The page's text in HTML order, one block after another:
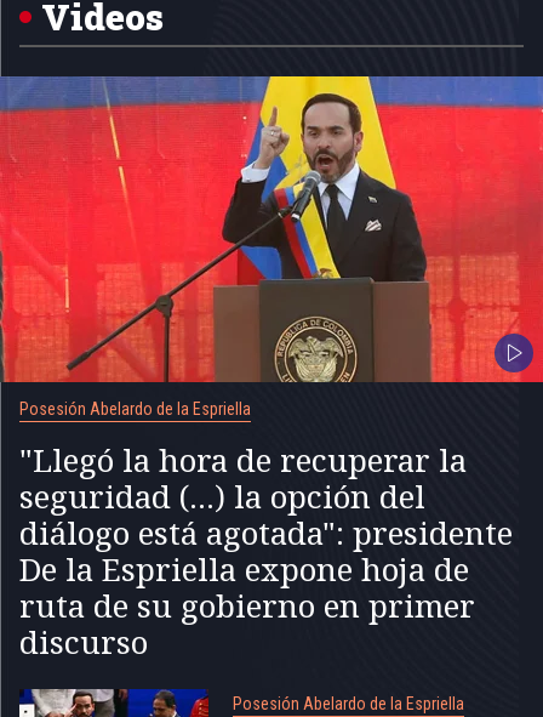
Videos
Posesión Abelardo de la Espriella
"Llegó la hora de recuperar la
seguridad (...) la opción del
diálogo está agotada": presidente
De la Espriella expone hoja de
ruta de su gobierno en primer
discurso
Posesión Abelardo de la Espriella